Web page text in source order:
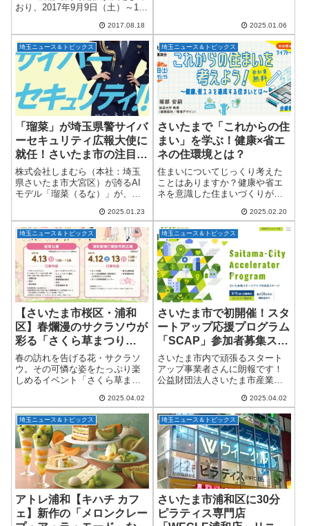
おり、2017年9月9日（土）～11
となるおふろミステリー4「追憶
の街角 ～狙われた探偵ルーム
～」が大宮にある「おふろcafé...
2017.08.18 2025.01.06
埼玉ニュース＆トピックス
「瑠菜」が埼玉県警サイバ
ーセキュリティ広報大使に
就任！さいたま市の注目ニ
ュース
株式会社しまむら（本社：埼玉
県さいたま市大宮区）が誇るAI
モデル「瑠菜（るな）」が、こ
ュリティ広報大使」に就任しま
した！最先端のAI技術とファッ
ションが融合した瑠菜が、埼玉
県警察とタッグを...
2025.01.23
埼玉ニュース＆トピックス
さいたまで「これからの住
まい」を学ぶ！健康×省エ
ネの住環境とは？
住まいについてじっくり考えた
ことはありますか？健康や省エ
ネを意識した住まいづくりが、
になっています。そんなテーマ
に興味がある方にぴったりのオ
ンライン講演会が開催されま
す！放送大学埼玉学習セ...
2025.02.20
埼玉ニュース＆トピックス
【さいたま市桜区・浦和
区】春爛漫のサクラソウが
彩る「さくら草まつり
2025」、4月12日・13日開
催！
春の訪れを告げる花・サクラソ
ウ。その可憐な姿をたっぷり楽
しめるイベント「さくら草まつ
日（日）の2日間にわたって開催
されます！会場は、サクラソウ
の自生地として国の特別天然記
念物に指...
2025.04.02
埼玉ニュース＆トピックス
さいたま市で初開催！スタ
ートアップ応援プログラム
「SCAP」参加者募集スタ
ート
さいたま市内で頑張るスタート
アップ事業者さんに朗報です！
公益財団法人さいたま市産業創
の起業家を応援する新たな取り
組みとして、2025年度より「さ
いたま市アクセラレータープロ
グラム（SCAP...
2025.04.02
埼玉ニュース＆トピックス
アトレ浦和【キハチ カフ
ェ】新作の「メロンクレー
埼玉ニュース＆トピックス
さいたま市浦和区に30分
ピラティス専門店